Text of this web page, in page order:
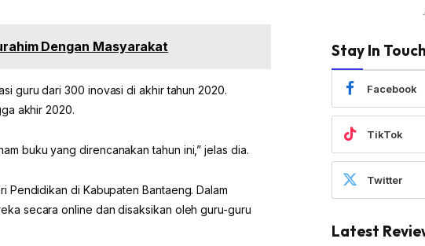
Dengan Masyarakat
guru dari 300 inovasi di akhir tahun 2020.
akhir 2020.
buku yang direncanakan tahun ini,” jelas dia.
Pendidikan di Kabupaten Bantaeng. Dalam
secara online dan disaksikan oleh guru-guru
Stay In Touch
Facebook
TikTok
Twitter
Latest